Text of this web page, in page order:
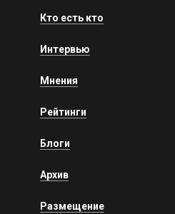
Кто есть кто
Интервью
Мнения
Рейтинги
Блоги
Архив
Размещение